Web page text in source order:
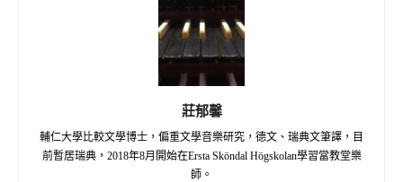
莊郁馨
輔仁大學比較文學博士，偏重文學音樂研究，德文、瑞典文筆譯，目
前暫居瑞典，2018年8月開始在Ersta Sköndal Högskolan學習當教堂樂
師。